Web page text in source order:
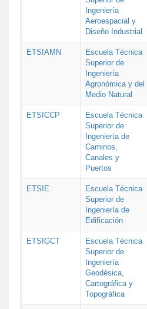
Ingeniería
Aeroespacial y
Diseño Industrial
ETSIAMN
Escuela Técnica
Superior de
Ingeniería
Agronómica y del
Medio Natural
ETSICCP
Escuela Técnica
Superior de
Ingeniería de
Caminos,
Canales y
Puertos
ETSIE
Escuela Técnica
Superior de
Ingeniería de
Edificación
ETSIGCT
Escuela Técnica
Superior de
Ingeniería
Geodésica,
Cartográfica y
Topográfica